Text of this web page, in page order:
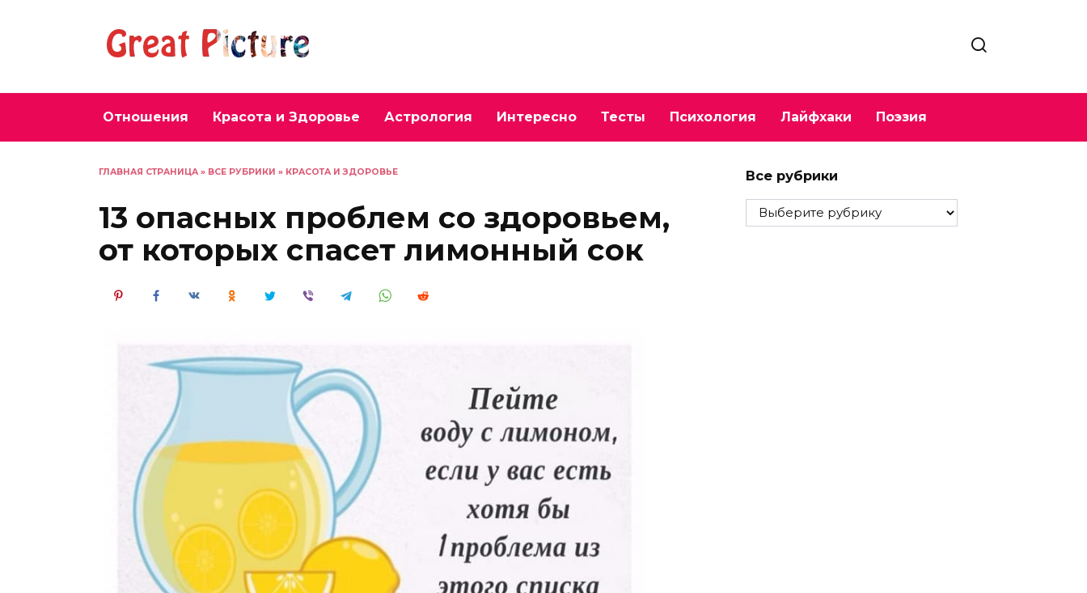
Отношения Красота и Здоровье Астрология Интересно Тесты Психология Лайфхаки Поэзия
ГЛАВНАЯ СТРАНИЦА » ВСЕ РУБРИКИ » КРАСОТА И ЗДОРОВЬЕ
13 опасных проблем со здоровьем,
от которых спасет лимонный сок
Все рубрики
Все
рубрики